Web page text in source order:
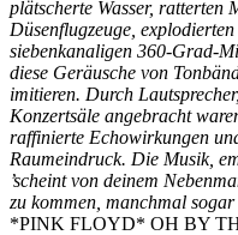
plätscherte Wasser, ratterten
Düsenflugzeuge,
siebenkanaligen 360-Grad-
diese Geräusche von
imitieren. Durch
Konzertsäle angebracht
raffinierte Echowirkungen
Raumeindruck. Die Musik,
’scheint von deinem
zu kommen, manchmal
*PINK FLOYD* OH BY